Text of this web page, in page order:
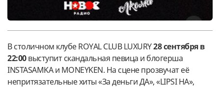
В столичном клубе ROYAL CLUB LUXURY28 сентября в
22:00выступит скандальная певица и блогерша
INSTASAMKA и MONEYKEN. На сцене прозвучат её
непритязательные хиты «За деньги ДА», «LIPSI HA»,